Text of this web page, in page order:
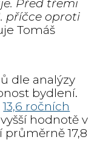
Před třemi
příčce oproti
Tomáš
dle analýzy
bydlení.
13,6 ročních
hodnotě v
průměrně 17,8